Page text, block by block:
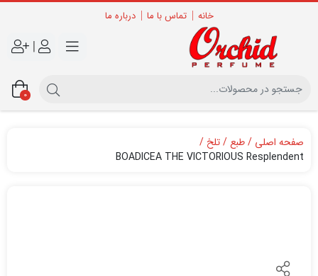
خانه تماس با ما درباره ما
|
0
صفحه اصلی طبع
تلخ
BOADICEA THE VICTORIOUS Resplendent